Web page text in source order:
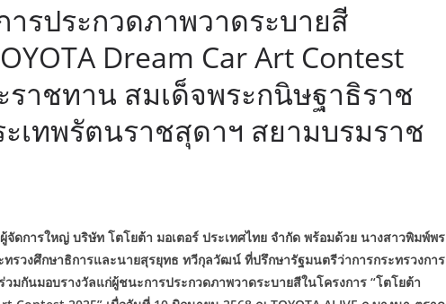
รประกวดภาพวาดระบายสี
Dream Car Art Contest
ราชทาน สมเด็จพระกนิษฐาธิราช
ะเทพรัตนราชสุดาฯ สยามบรมราช
ดการใหญ่ บริษัท โตโยต้า มอเตอร์ ประเทศไทย จำกัด พร้อมด้วย นางสาวพิมพ์พร
รวงศึกษาธิการและนายสุรยุทธ ทวีกุลวัฒน์ ที่ปรึกษารัฐมนตรีว่าการกระทรวงการ
วมกันมอบรางวัลแก่ผู้ชนะการประกวดภาพวาดระบายสีในโครงการ “โตโยต้า